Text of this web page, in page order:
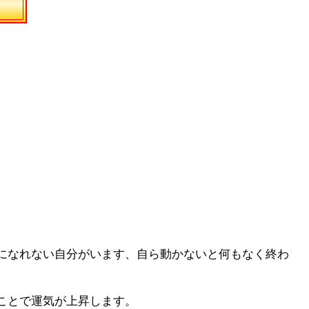
なれない自分がいます、自ら動かないと何もなく終わ
で運気が上昇します。